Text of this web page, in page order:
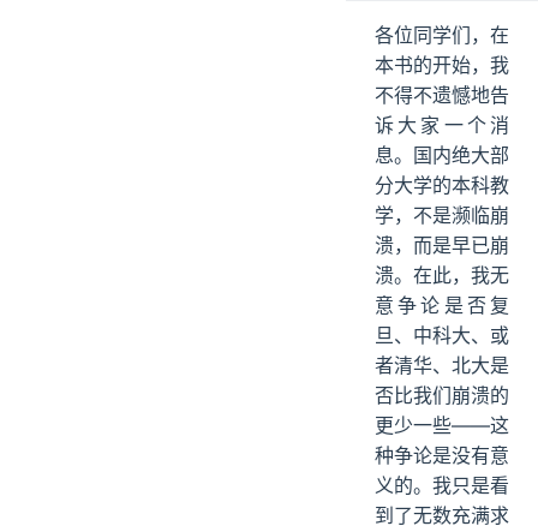
各位同学们，在
本书的开始，我
不得不遗憾地告
诉大家一个消
息。国内绝大部
分大学的本科教
学，不是濒临崩
溃，而是早已崩
溃。在此，我无
意争论是否复
旦、中科大、或
者清华、北大是
否比我们崩溃的
更少一些——这
种争论是没有意
义的。我只是看
到了无数充满求